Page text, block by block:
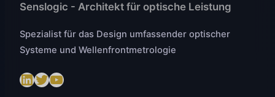
Senslogic - Architekt für optische Leistung
Spezialist für das Design umfassender optischer
Systeme und Wellenfrontmetrologie
LinkedIn Twitter https://www.youtube.com/@SenslogicS.L.